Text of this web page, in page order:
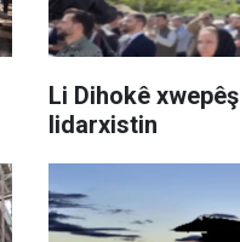
Li Dihokê
lidarxistin